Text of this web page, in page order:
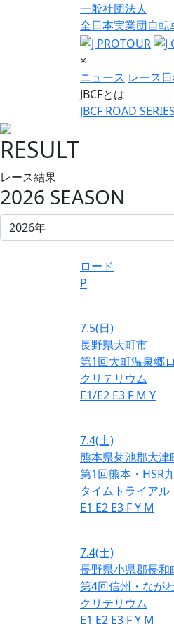
一般社団法人
全日本実業団自転
×
ニュース レース
JBCFとは
JBCF ROAD
RESULT
レース結果
2026 SEASON
ロード
P
7.5(日)
長野県大町市
第1回大町温泉郷
クリテリウム
E1/E2 E3 F M Y
7.4(土)
熊本県菊池郡大津
第1回熊本・HSR
タイムトライアル
E1 E2 E3 FY M
7.4(土)
長野県小県郡長和
第4回信州・なが
クリテリウム
E1 E2 E3 FY M